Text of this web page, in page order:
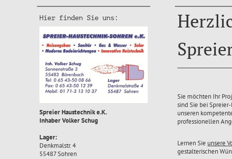
Hier finden Sie uns:
Spreier Haustechnik e.K.
Inhaber Volker Schug
Lager:
Denkmalstr. 4
55487 Sohren
Sie möchten Ihr
sind Sie bei
unseren
professionellen
Lernen Sie unsere
gestalterischen